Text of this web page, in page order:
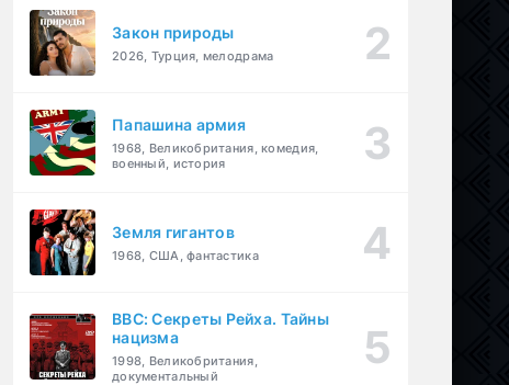
Закон природы
2026, Турция, мелодрама
Папашина армия
1968, Великобритания, комедия,
военный, история
Земля гигантов
1968, США, фантастика
BBC: Секреты Рейха. Тайны
нацизма
1998, Великобритания,
документальный